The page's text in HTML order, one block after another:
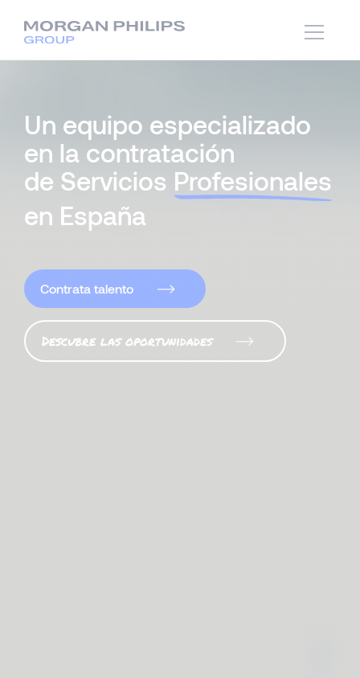
Un equipo especializado
en la contratación
de Servicios Profesionales
en España
Contrata talento
Descubre las oportunidades